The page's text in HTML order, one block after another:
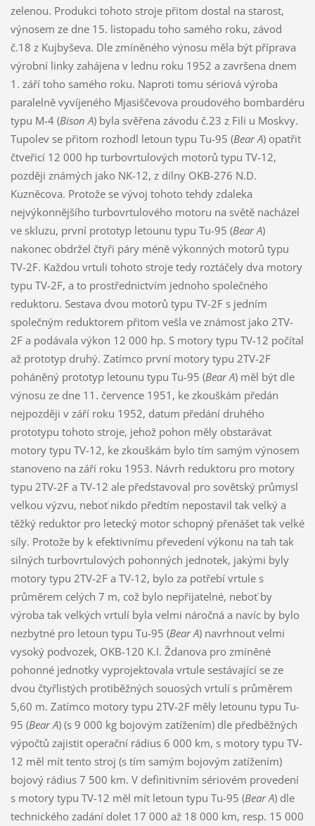
zelenou. Produkci tohoto stroje přitom dostal na starost,
výnosem ze dne 15. listopadu toho samého roku, závod
č.18 z Kujbyševa. Dle zmíněného výnosu měla být příprava
výrobní linky zahájena v lednu roku 1952 a završena dnem
1. září toho samého roku. Naproti tomu sériová výroba
paralelně vyvíjeného Mjasiščevova proudového bombardéru
typu M-4 (Bison A) byla svěřena závodu č.23 z Fili u Moskvy.
Tupolev se přitom rozhodl letoun typu Tu-95 (Bear A) opatřit
čtveřicí 12 000 hp turbovrtulových motorů typu TV-12,
později známých jako NK-12, z dílny OKB-276 N.D.
Kuzněcova. Protože se vývoj tohoto tehdy zdaleka
nejvýkonnějšího turbovrtulového motoru na světě nacházel
ve skluzu, první prototyp letounu typu Tu-95 (Bear A)
nakonec obdržel čtyři páry méně výkonných motorů typu
TV-2F. Každou vrtuli tohoto stroje tedy roztáčely dva motory
typu TV-2F, a to prostřednictvím jednoho společného
reduktoru. Sestava dvou motorů typu TV-2F s jedním
společným reduktorem přitom vešla ve známost jako 2TV-
2F a podávala výkon 12 000 hp. S motory typu TV-12 počítal
až prototyp druhý. Zatímco první motory typu 2TV-2F
poháněný prototyp letounu typu Tu-95 (Bear A) měl být dle
výnosu ze dne 11. července 1951, ke zkouškám předán
nejpozději v září roku 1952, datum předání druhého
prototypu tohoto stroje, jehož pohon měly obstarávat
motory typu TV-12, ke zkouškám bylo tím samým výnosem
stanoveno na září roku 1953. Návrh reduktoru pro motory
typu 2TV-2F a TV-12 ale představoval pro sovětský průmysl
velkou výzvu, neboť nikdo předtím nepostavil tak velký a
těžký reduktor pro letecký motor schopný přenášet tak velké
síly. Protože by k efektivnímu převedení výkonu na tah tak
silných turbovrtulových pohonných jednotek, jakými byly
motory typu 2TV-2F a TV-12, bylo za potřebí vrtule s
průměrem celých 7 m, což bylo nepřijatelné, neboť by
výroba tak velkých vrtulí byla velmi náročná a navíc by bylo
nezbytné pro letoun typu Tu-95 (Bear A) navrhnout velmi
vysoký podvozek, OKB-120 K.I. Ždanova pro zmíněné
pohonné jednotky vyprojektovala vrtule sestávající se ze
dvou čtyřlistých protiběžných souosých vrtulí s průměrem
5,60 m. Zatímco motory typu 2TV-2F měly letounu typu Tu-
95 (Bear A) (s 9 000 kg bojovým zatížením) dle předběžných
výpočtů zajistit operační rádius 6 000 km, s motory typu TV-
12 měl mít tento stroj (s tím samým bojovým zatížením)
bojový rádius 7 500 km. V definitivním sériovém provedení
s motory typu TV-12 měl mít letoun typu Tu-95 (Bear A) dle
technického zadání dolet 17 000 až 18 000 km, resp. 15 000